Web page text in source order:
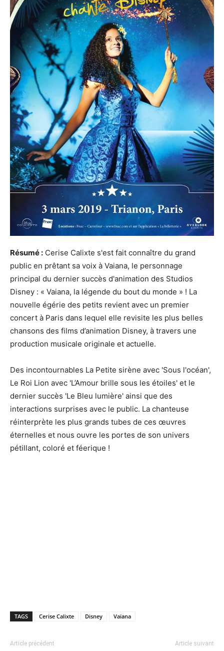
Résumé : Cerise Calixte s'est fait connaître du grand
public en prêtant sa voix à Vaiana, le personnage
principal du dernier succès d'animation des Studios
Disney : « Vaiana, la légende du bout du monde » ! La
nouvelle égérie des petits revient avec un premier
concert à Paris dans lequel elle revisite les plus belles
chansons des films d’animation Disney, à travers une
production musicale originale et actuelle.
Des incontournables La Petite sirène avec 'Sous l'océan',
Le Roi Lion avec 'L’Amour brille sous les étoiles' et le
dernier succès 'Le Bleu lumière' ainsi que des
interactions surprises avec le public. La chanteuse
réinterprète les plus grands tubes de ces œuvres
éternelles et nous ouvre les portes de son univers
pétillant, coloré et féerique !
TAGS Cerise Calixte Disney Vaïana
Article précédent Article suivant